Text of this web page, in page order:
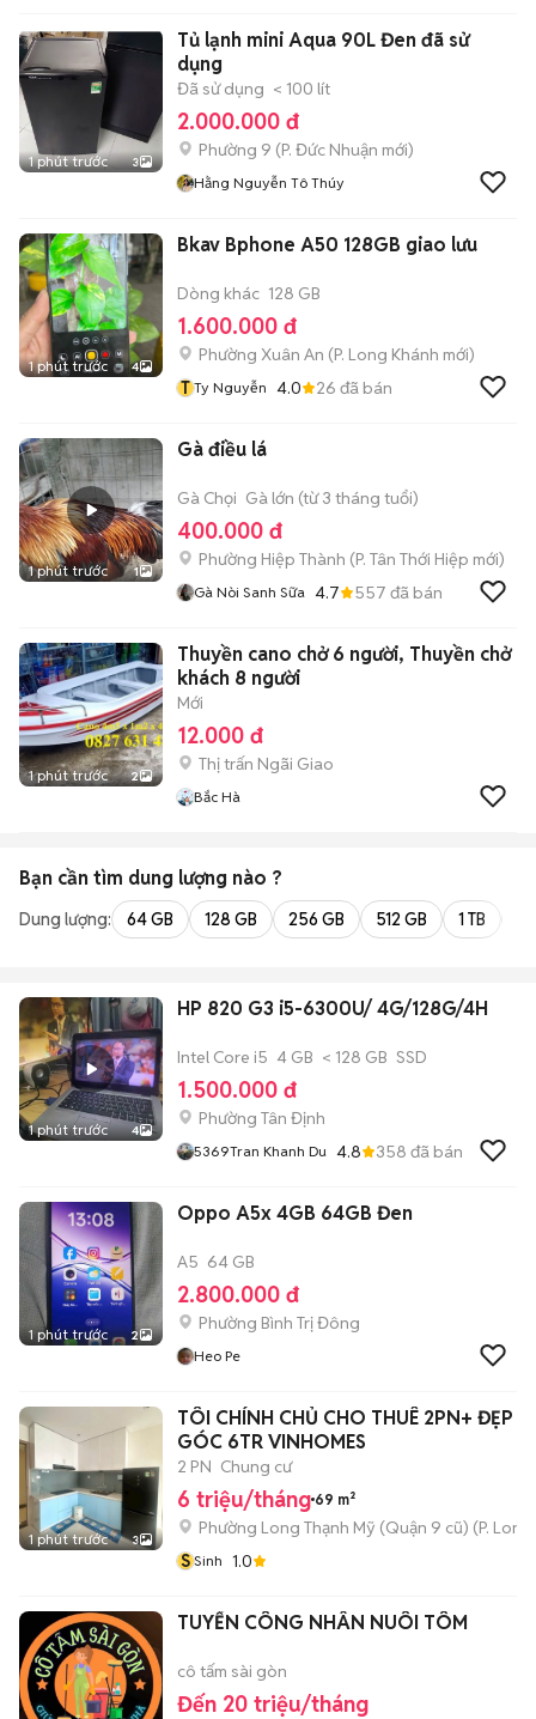
1 phút trước 3
Tủ lạnh mini Aqua 90L Đen đã sử
dụng
Đã sử dụng < 100 lít
2.000.000 đ
Phường 9 (P. Đức Nhuận mới)
Hằng Nguyễn Tô Thúy
1 phút trước 4
Bkav Bphone A50 128GB giao lưu
Dòng khác 128 GB
1.600.000 đ
Phường Xuân An (P. Long Khánh mới)
T Ty Nguyễn 4.0 26 đã bán
1 phút trước 1
Gà điều lá
Gà Chọi Gà lớn (từ 3 tháng tuổi)
400.000 đ
Phường Hiệp Thành (P. Tân Thới Hiệp mới)
Gà Nòi Sanh Sữa 4.7 557 đã bán
1 phút trước 2
Thuyền cano chở 6 người, Thuyền chở
khách 8 người
Mới
12.000 đ
Thị trấn Ngãi Giao
Bắc Hà
Bạn cần tìm dung lượng nào ?
Dung lượng: 64 GB 128 GB 256 GB 512 GB 1 TB
1 phút trước 4
HP 820 G3 i5-6300U/ 4G/128G/4H
Intel Core i5 4 GB < 128 GB SSD
1.500.000 đ
Phường Tân Định
5369Tran Khanh Du 4.8 358 đã bán
1 phút trước 2
Oppo A5x 4GB 64GB Đen
A5 64 GB
2.800.000 đ
Phường Bình Trị Đông
Heo Pe
1 phút trước 3
TÔI CHÍNH CHỦ CHO THUÊ 2PN+ ĐẸP
GÓC 6TR VINHOMES
2 PN Chung cư
6 triệu/tháng 69 m²
Phường Long Thạnh Mỹ (Quận 9 cũ) (P.
S Sinh 1.0
TUYỂN CÔNG NHÂN NUÔI TÔM
cô tấm sài gòn
Đến 20 triệu/tháng